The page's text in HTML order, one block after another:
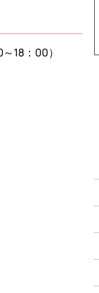
18：00）